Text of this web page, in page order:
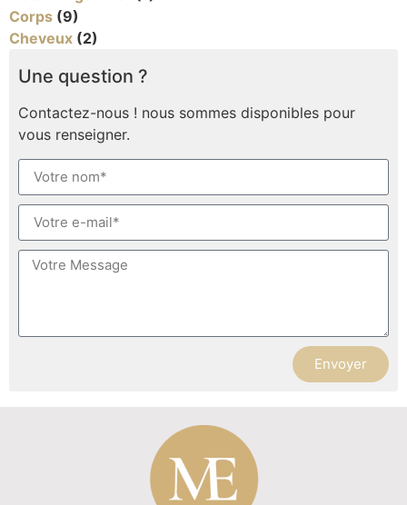
Corps (9)
Cheveux (2)
Une question ?
Contactez-nous ! nous sommes disponibles pour
vous renseigner.
Envoyer